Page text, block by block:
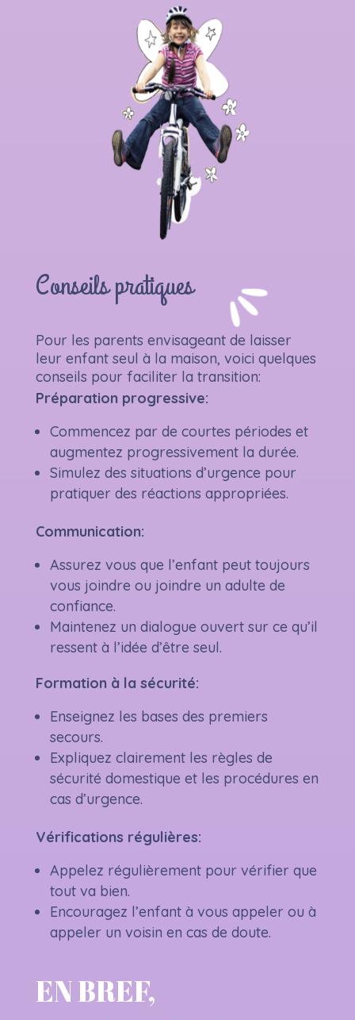
Conseils pratiques
Pour les parents envisageant de laisser
leur enfant seul à la maison, voici quelques
conseils pour faciliter la transition:
Préparation progressive:
Commencez par de courtes périodes et
augmentez progressivement la durée.
Simulez des situations d’urgence pour
pratiquer des réactions appropriées.
Communication:
Assurez vous que l’enfant peut toujours
vous joindre ou joindre un adulte de
confiance.
Maintenez un dialogue ouvert sur ce qu’il
ressent à l’idée d’être seul.
Formation à la sécurité:
Enseignez les bases des premiers
secours.
Expliquez clairement les règles de
sécurité domestique et les procédures en
cas d’urgence.
Vérifications régulières:
Appelez régulièrement pour vérifier que
tout va bien.
Encouragez l’enfant à vous appeler ou à
appeler un voisin en cas de doute.
EN BREF,